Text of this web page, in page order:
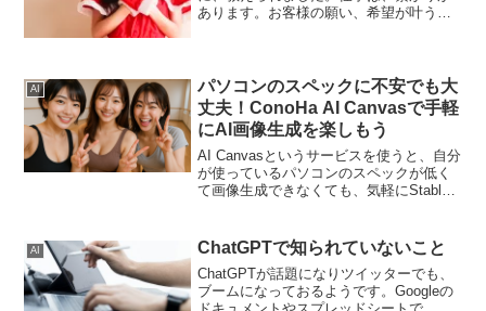
あります。お客様の願い、希望が叶うよ
る施策を行っています。お客...
AI
パソコンのスペックに不安でも大
丈夫！ConoHa AI Canvasで手軽
にAI画像生成を楽しもう
AI Canvasというサービスを使うと、自分
が使っているパソコンのスペックが低く
て画像生成できなくても、気軽にStable
ｇは...
AI ChatGPTで知られていないこと
ChatGPTが話題になりツイッターでも、
ブームになっておるようです。Googleの